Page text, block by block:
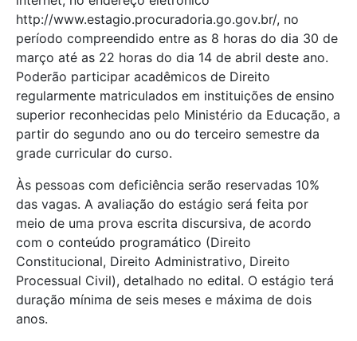
http://www.estagio.procuradoria.go.gov.br/, no
período compreendido entre as 8 horas do dia 30 de
março até as 22 horas do dia 14 de abril deste ano.
Poderão participar acadêmicos de Direito
regularmente matriculados em instituições de ensino
superior reconhecidas pelo Ministério da Educação, a
partir do segundo ano ou do terceiro semestre da
grade curricular do curso.
Às pessoas com deficiência serão reservadas 10%
das vagas. A avaliação do estágio será feita por
meio de uma prova escrita discursiva, de acordo
com o conteúdo programático (Direito
Constitucional, Direito Administrativo, Direito
Processual Civil), detalhado no edital. O estágio terá
duração mínima de seis meses e máxima de dois
anos.